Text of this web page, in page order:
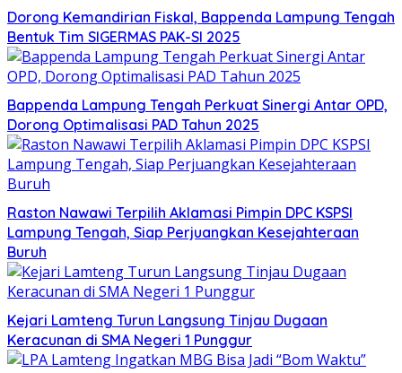
Dorong Kemandirian Fiskal, Bappenda Lampung Tengah
Bentuk Tim SIGERMAS PAK-SI 2025
Bappenda Lampung Tengah Perkuat Sinergi Antar OPD,
Dorong Optimalisasi PAD Tahun 2025
Raston Nawawi Terpilih Aklamasi Pimpin DPC KSPSI
Lampung Tengah, Siap Perjuangkan Kesejahteraan
Buruh
Kejari Lamteng Turun Langsung Tinjau Dugaan
Keracunan di SMA Negeri 1 Punggur